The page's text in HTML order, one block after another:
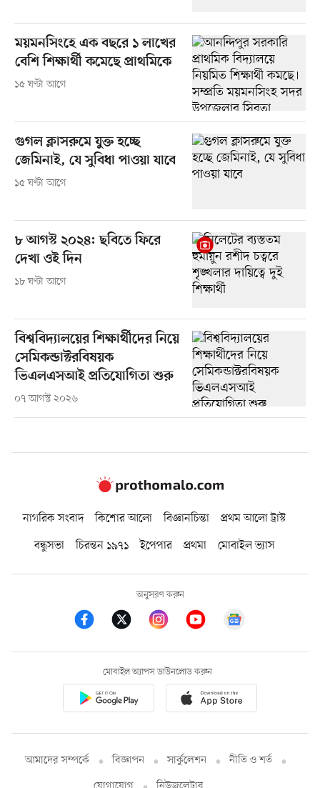
ময়মনসিংহে এক বছরে ১ লাখের
বেশি শিক্ষার্থী কমেছে প্রাথমিকে
১৫ ঘণ্টা আগে
গুগল ক্লাসরুমে যুক্ত হচ্ছে
জেমিনাই, যে সুবিধা পাওয়া যাবে
১৫ ঘণ্টা আগে
৮ আগস্ট ২০২৪: ছবিতে ফিরে
দেখা ওই দিন
১৮ ঘণ্টা আগে
বিশ্ববিদ্যালয়ের শিক্ষার্থীদের নিয়ে
সেমিকন্ডাক্টরবিষয়ক
ভিএলএসআই প্রতিযোগিতা শুরু
০৭ আগস্ট ২০২৬
নাগরিক সংবাদ কিশোর আলো বিজ্ঞানচিন্তা
প্রথম আলো ট্রাস্ট
বন্ধুসভা
চিরন্তন ১৯৭১ ইপেপার প্রথমা মোবাইল ভ্যাস
অনুসরণ করুন
মোবাইল অ্যাপস ডাউনলোড করুন
আমাদের সম্পর্কে বিজ্ঞাপন সার্কুলেশন
নীতি ও শর্ত